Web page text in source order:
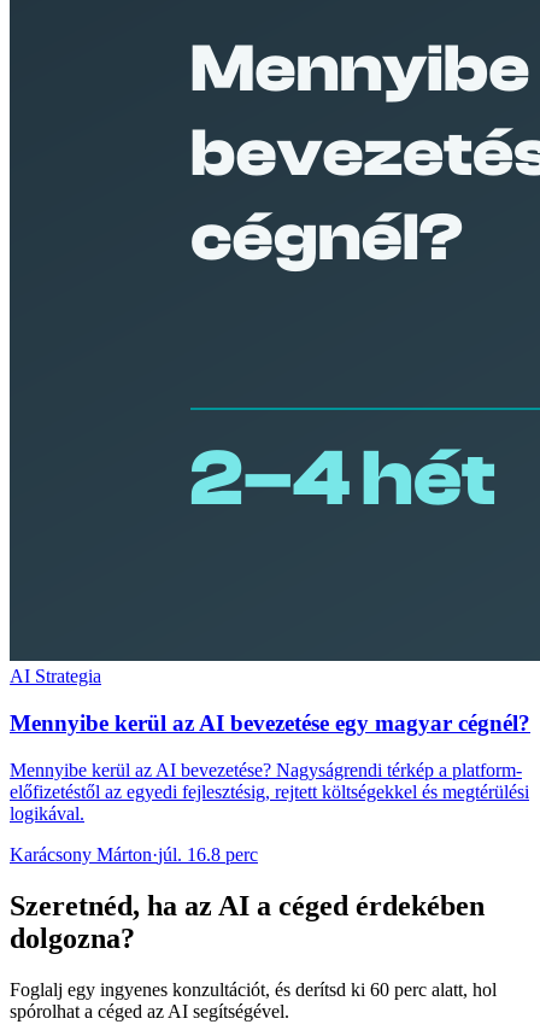
AI Strategia
Mennyibe kerül az AI bevezetése egy magyar cégnél?
Mennyibe kerül az AI bevezetése? Nagyságrendi térkép a platform-
előfizetéstől az egyedi fejlesztésig, rejtett költségekkel és megtérülési
logikával.
Karácsony Márton·júl. 16.8 perc
Szeretnéd, ha az AI a céged érdekében
dolgozna?
Foglalj egy ingyenes konzultációt, és derítsd ki 60 perc alatt, hol
spórolhat a céged az AI segítségével.